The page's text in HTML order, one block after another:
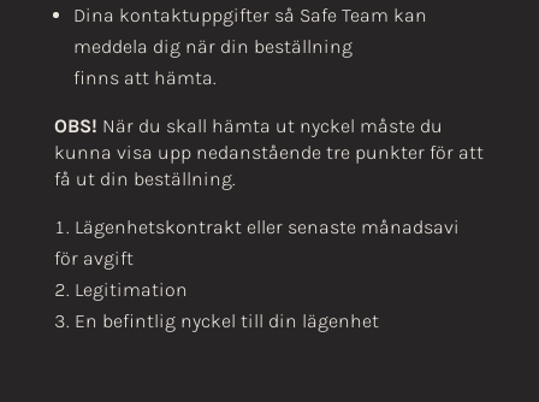
Dina kontaktuppgifter så Safe Team kan
meddela dig när din beställning
finns att hämta.
OBS! När du skall hämta ut nyckel måste du
kunna visa upp nedanstående tre punkter för att
få ut din beställning.
Lägenhetskontrakt eller senaste månadsavi
för avgift
Legitimation
En befintlig nyckel till din lägenhet